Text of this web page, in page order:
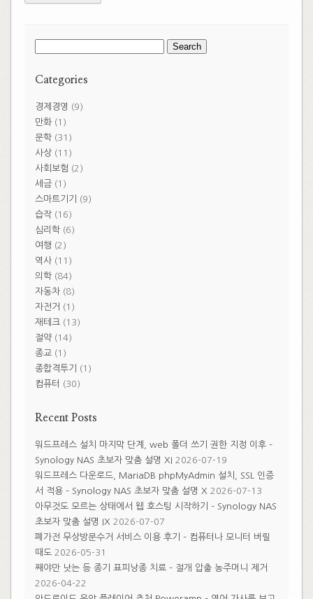
Search
for:
Categories
경제경영 (9)
만화(1)
문학(31)
사상(11)
사회보험 (2)
세금(1)
스마트기기
(9)
습작(16)
심리학(6)
여행 (2)
역사(11)
의학(84)
자동차(8)
자전거 (1)
재테크 (13)
절약(14)
종교 (1)
종합격투기
(1)
컴퓨터
(30)
Recent Posts
워드프레스 설치 마지막 단계, web 폴더 쓰기 권한 지정 이후 –
Synology NAS 초보자 맞춤 설명 XI 2026-07-19
워드프레스 다운로드, MariaDB phpMyAdmin 설치, SSL 인증
서 적용 – Synology NAS 초보자 맞춤 설명 X 2026-07-13
아무것도 모르는 상태에서 웹 호스팅 시작하기 – Synology NAS
초보자 맞춤 설명 IX 2026-07-07
폐가전 무상방문수거 서비스 이용 후기 – 컴퓨터나 모니터 버릴
때도 2026-05-31
째야만 낫는 등 종기 표피낭종 치료 – 절개 압출 농주머니 제거
2026-04-22